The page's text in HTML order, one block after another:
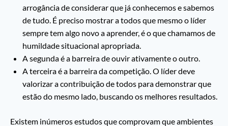
arrogância de considerar que já conhecemos e sabemos
de tudo. É preciso mostrar a todos que mesmo o líder
sempre tem algo novo a aprender, é o que chamamos de
humildade situacional apropriada.
A segunda é a barreira de ouvir ativamente o outro.
A terceira é a barreira da competição. O líder deve
valorizar a contribuição de todos para demonstrar que
estão do mesmo lado, buscando os melhores resultados.
Existem inúmeros estudos que comprovam que ambientes